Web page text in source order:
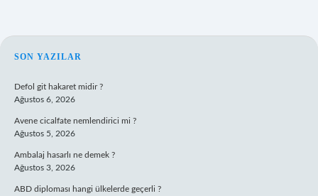
SIDEBAR
SON YAZILAR
Defol git hakaret midir ?
Ağustos 6, 2026
Avene cicalfate nemlendirici mi ?
Ağustos 5, 2026
Ambalaj hasarlı ne demek ?
Ağustos 3, 2026
ABD diploması hangi ülkelerde geçerli ?